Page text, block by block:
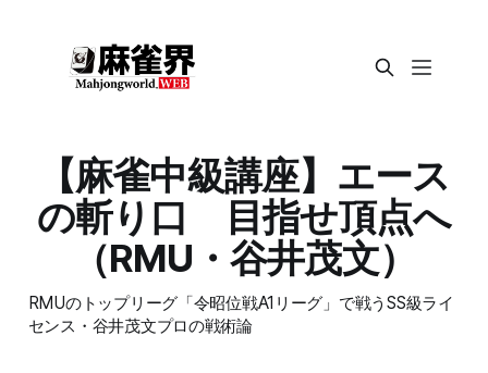
【麻雀中級講座】エース
の斬り口 目指せ頂点へ
（RMU・谷井茂文）
RMUのトップリーグ「令昭位戦A1リーグ」で戦うSS級ライ
センス・谷井茂文プロの戦術論